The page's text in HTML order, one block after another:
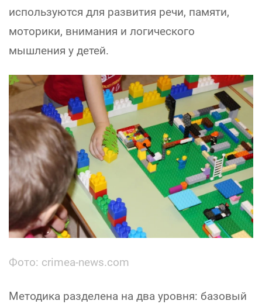
используются для развития речи, памяти,
моторики, внимания и логического
мышления у детей.
Фото: crimea-news.com
Методика разделена на два уровня: базовый